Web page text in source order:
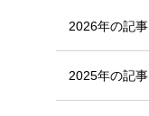
2026年の記事
2025年の記事